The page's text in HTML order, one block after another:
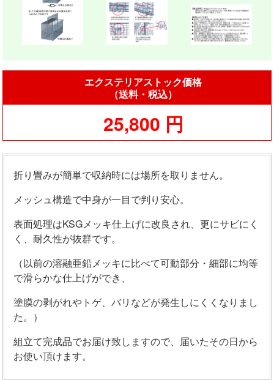
エクステリアストック価格
（送料・税込）
25,800 円
折り畳みが簡単で収納時には場所を取りません。
メッシュ構造で中身が一目で判り安心。
表面処理はKSGメッキ仕上げに改良され、更にサビにく
く、耐久性が抜群です。
（以前の溶融亜鉛メッキに比べて可動部分・細部に均等
で滑らかな仕上げができ、
塗膜の剥がれやトゲ、バリなどが発生しにくくなりまし
た。）
組立て完成品でお届け致しますので、届いたその日から
お使い頂けます。